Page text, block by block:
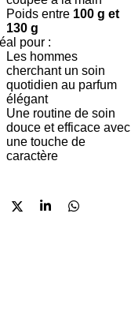
Poids entre 100 g et
130 g
pour :
Les hommes
cherchant un soin
quotidien au parfum
élégant
Une routine de soin
douce et efficace avec
une touche de
caractère
P
P
P